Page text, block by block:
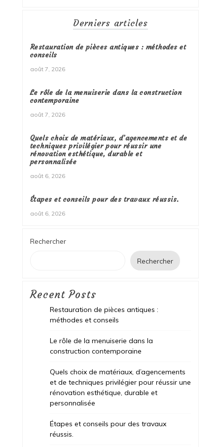
Derniers articles
Restauration de pièces antiques : méthodes et
conseils
août 7, 2026
Le rôle de la menuiserie dans la construction
contemporaine
août 7, 2026
Quels choix de matériaux, d’agencements et de
techniques privilégier pour réussir une
rénovation esthétique, durable et
personnalisée
août 6, 2026
Étapes et conseils pour des travaux réussis.
août 6, 2026
Rechercher
Rechercher
Recent Posts
Restauration de pièces antiques :
méthodes et conseils
Le rôle de la menuiserie dans la
construction contemporaine
Quels choix de matériaux, d’agencements
et de techniques privilégier pour réussir une
rénovation esthétique, durable et
personnalisée
Étapes et conseils pour des travaux
réussis.